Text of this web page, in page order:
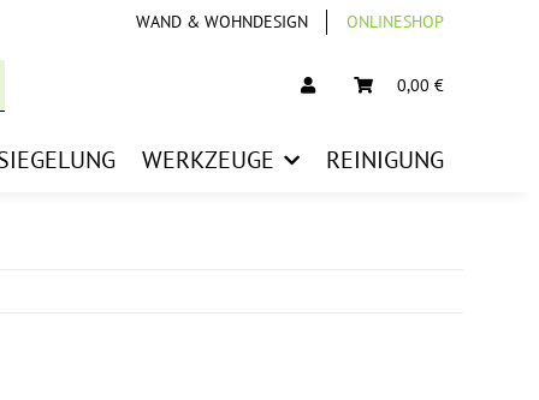
WAND & WOHNDESIGN ONLINESHOP
0,00 €
WERKZEUGE REINIGUNG